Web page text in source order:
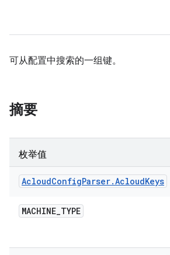
可从配置中搜索的一组键。
摘要
枚举值
AcloudConfigParser.AcloudKeys
MACHINE_TYPE